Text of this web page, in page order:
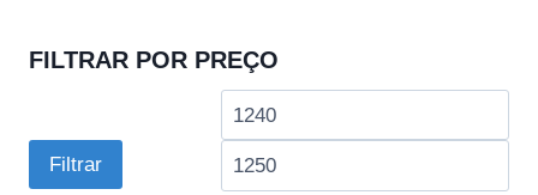
FILTRAR POR PREÇO
Preço
Filtrar